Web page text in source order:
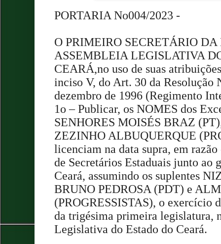
PORTARIA No004/2023 -
O PRIMEIRO SECRETÁRIO
ASSEMBLEIA LEGISLATIVA
CEARÁ,no uso de suas
inciso V, do Art. 30 da Resolução
dezembro de 1996 (Regimento
1o – Publicar, os NOMES dos
SENHORES MOISÉS BRAZ
ZEZINHO ALBUQUERQUE
licenciam na data supra, em razão
de Secretários Estaduais junto ao
Ceará, assumindo os suplentes
BRUNO PEDROSA (PDT) e
(PROGRESSISTAS), o exercício
da trigésima primeira legislatura,
Legislativa do Estado do Ceará.